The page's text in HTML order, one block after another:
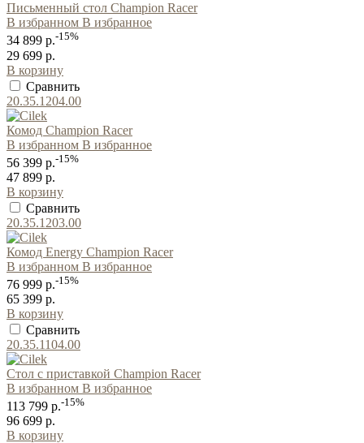
Письменный стол Champion Racer
В избранном В избранное
34 899 р.-15%
29 699 р.
В корзину
Сравнить
20.35.1204.00
Комод Champion Racer
В избранном В избранное
56 399 р.-15%
47 899 р.
В корзину
Сравнить
20.35.1203.00
Комод Energy Champion Racer
В избранном В избранное
76 999 р.-15%
65 399 р.
В корзину
Сравнить
20.35.1104.00
Стол с приставкой Champion Racer
В избранном В избранное
113 799 р.-15%
96 699 р.
В корзину